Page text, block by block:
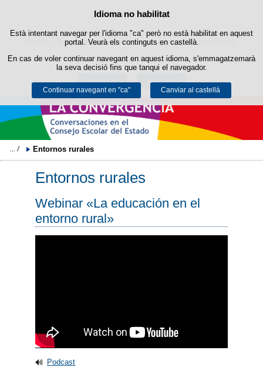
Política de cookies
Aquest lloc web utilitza cookies pròpies per facilitar la navegació i
cookies de tercers per obtenir estadístiques d'ús i satisfacció.
Podeu obtenir més informació a l'apartat "Cookies" del nostreavís legal.
Acceptar Rebutjar
Idioma no habilitat
Està intentant navegar per l'idioma "ca" però no està habilitat en aquest
portal. Veurà els continguts en castellà.
En cas de voler continuar navegant en aquest idioma, s'emmagatzemarà
la seva decisió fins que tanqui el navegador.
Continuar navegant en "ca" Canviar al castellà
Passar al contingut
Entornos rurales
Entornos rurales
Webinar «La educación en el
entorno rural»
Podcast